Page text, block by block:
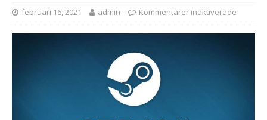
februari 16, 2021 admin Kommentarer inaktiverade